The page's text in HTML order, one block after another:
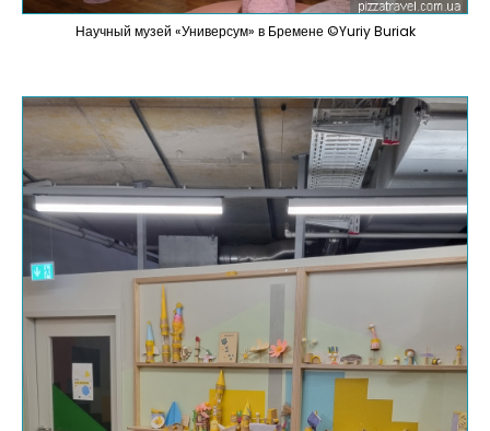
Научный музей «Универсум» в Бремене ©Yuriy Buriak